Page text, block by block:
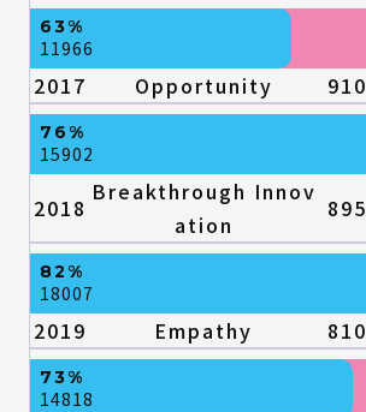
63%
11966
2017 Opportunity 910
76%
15902
2018
Breakthrough Innov
ation
895
82%
18007
2019 Empathy 810
73%
14818